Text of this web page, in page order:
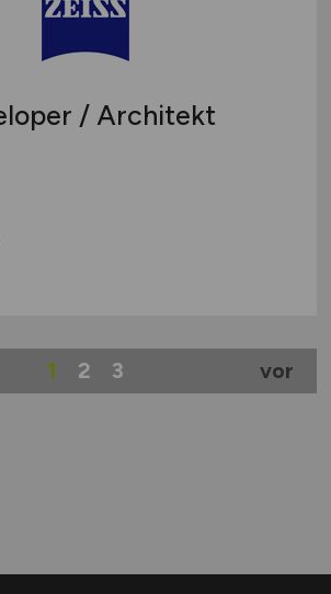
/ Architekt
1 2 3 vor